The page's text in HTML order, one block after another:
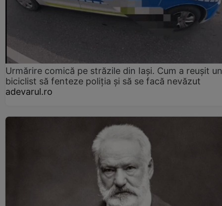
Urmărire comică pe străzile din Iași. Cum a reușit un
biciclist să fenteze poliția și să se facă nevăzut
adevarul.ro